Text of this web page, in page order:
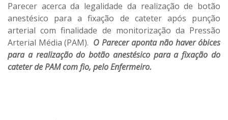
Parecer acerca da legalidade da realização de botão
anestésico para a fixação de cateter após punção
arterial com finalidade de monitorização da Pressão
Arterial Média (PAM). O Parecer aponta não haver óbices
para a realização do botão anestésico para a fixação do
cateter de PAM com fio, pelo Enfermeiro.